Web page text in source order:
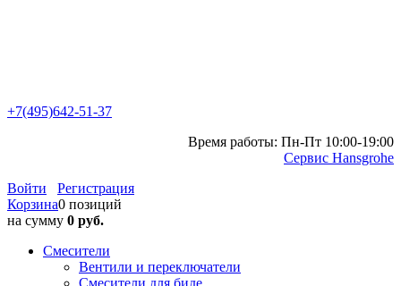
+7(495)642-51-37
Время работы: Пн-Пт 10:00-19:00
Сервис Hansgrohe
Войти
Регистрация
Корзина0 позиций
на сумму 0 руб.
Смесители
Вентили и переключатели
Смесители для биде